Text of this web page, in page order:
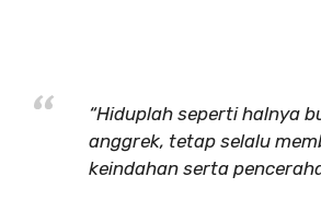
“Hiduplah seperti halnya
anggrek, tetap selalu
keindahan serta